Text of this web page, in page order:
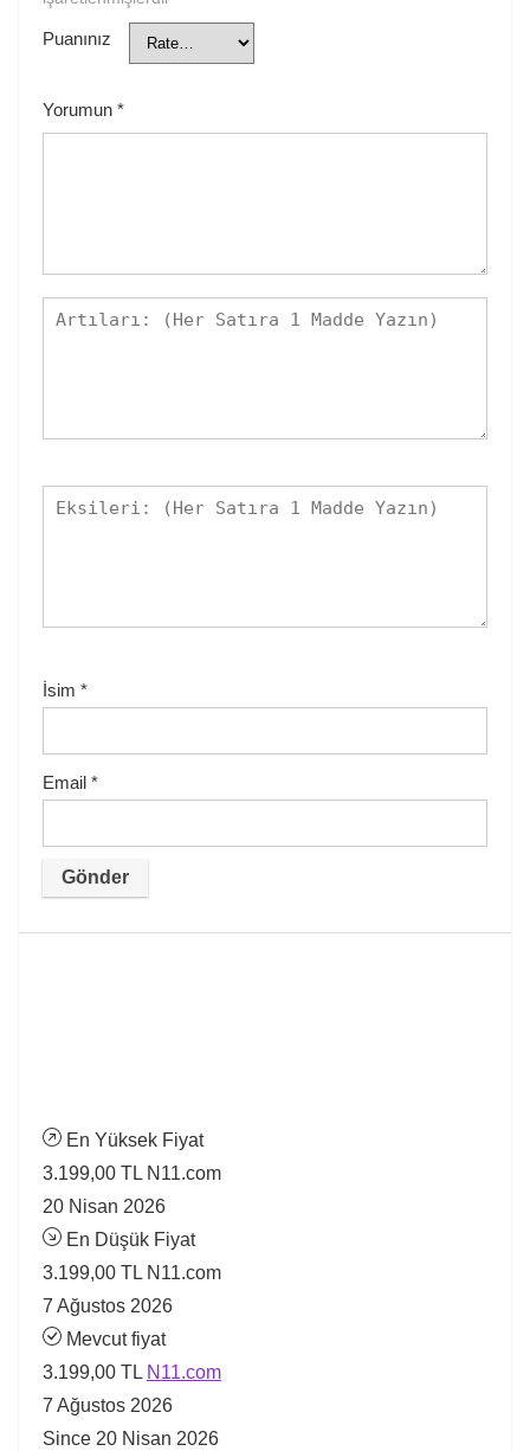
Puanınız
Yorumun *
İsim *
Email *
En Yüksek Fiyat
3.199,00 TL N11.com
20 Nisan 2026
En Düşük Fiyat
3.199,00 TL N11.com
7 Ağustos 2026
Mevcut fiyat
3.199,00 TL N11.com
7 Ağustos 2026
Since 20 Nisan 2026